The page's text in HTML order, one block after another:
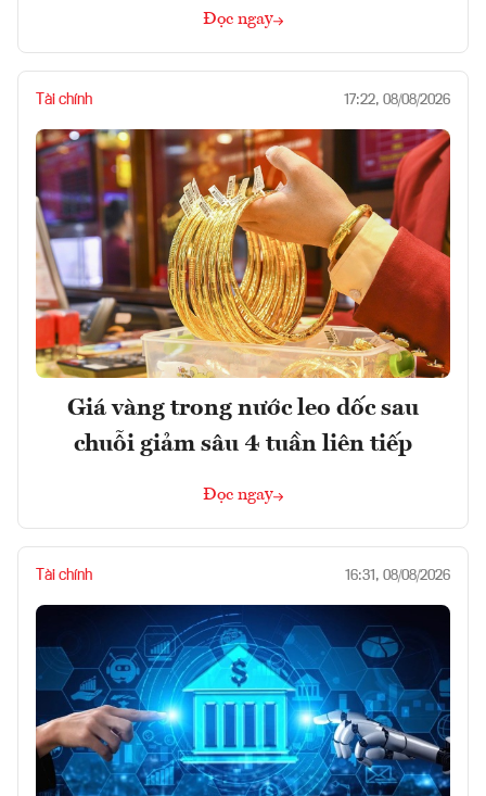
Đọc ngay
Tài chính 17:22, 08/08/2026
Giá vàng trong nước leo dốc sau
chuỗi giảm sâu 4 tuần liên tiếp
Đọc ngay
Tài chính 16:31, 08/08/2026